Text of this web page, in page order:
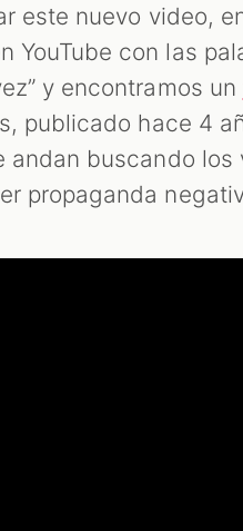
este nuevo video,
YouTube con las
y encontramos un
publicado hace 4
andan buscando
propaganda